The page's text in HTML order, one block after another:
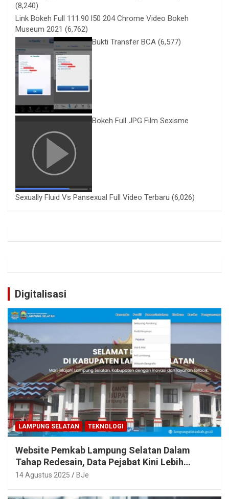
(8,240)
Link Bokeh Full 111.90 l50 204 Chrome Video Bokeh
Museum 2021 (6,762)
Bukti Transfer BCA (6,577)
Bokeh Full JPG Film Sexisme
Sexually Fluid Vs Pansexual Full Video Terbaru (6,026)
Digitalisasi
LAMPUNG SELATAN TEKNOLOGI
Website Pemkab Lampung Selatan Dalam
Tahap Redesain, Data Pejabat Kini Lebih
Mudah Diakses
14 Agustus 2025 BJe